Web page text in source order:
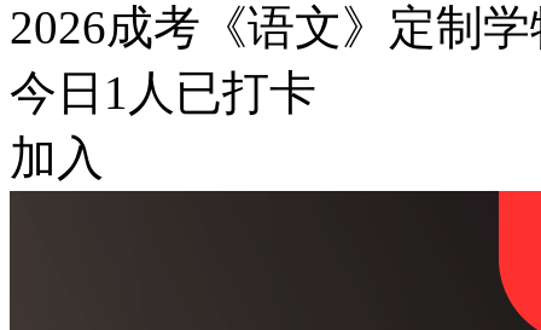
2026成考《语文》定制
今日 1 人已打卡
加入